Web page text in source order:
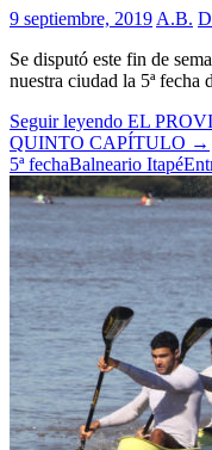
9 septiembre, 2019 A.B.
Se disputó este fin de
nuestra ciudad la 5ª
Seguir leyendo EL
QUINTO CAPÍTULO →
5ª fechaBalneario Itapé